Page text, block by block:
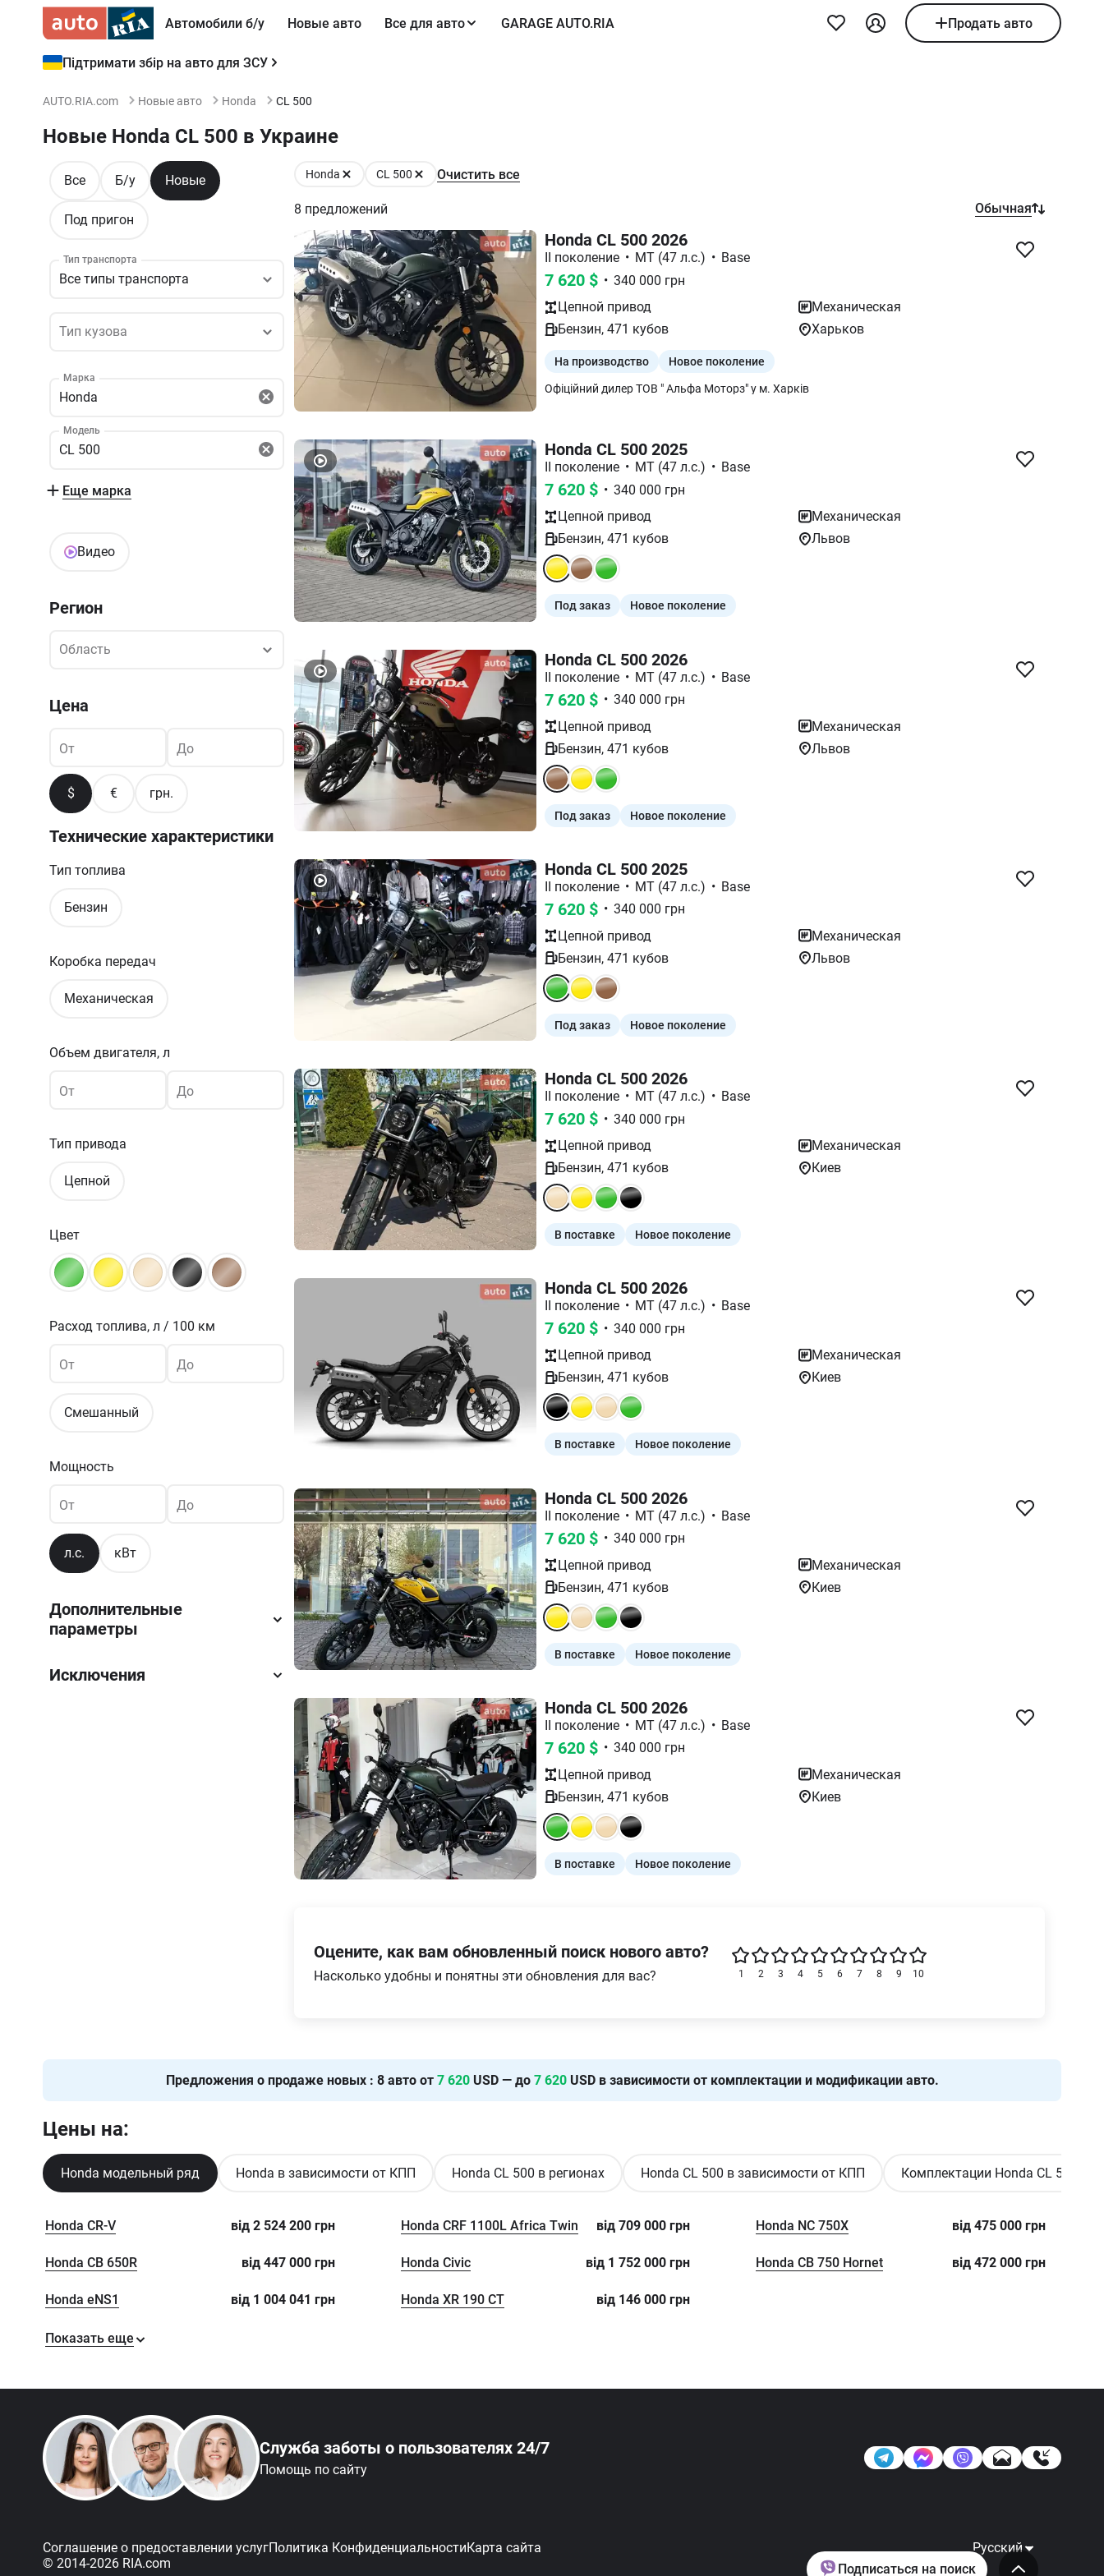
Автомобили б/у Новые авто Все для авто GARAGE AUTO.RIA Продать авто
Підтримати збір на авто для ЗСУ
AUTO.RIA.com Новые авто Honda CL 500
Новые Honda CL 500 в Украине
Все Б/у Новые
Под пригон
Тип транспорта
Все типы транспорта
Тип кузова
Тип кузова
Марка
Honda
Модель
CL 500
Еще марка
Видео
Регион
Область
Область
Цена
От До
$ € грн.
Технические характеристики
Тип топлива
Бензин
Коробка передач
Механическая
Объем двигателя, л
От До
Тип привода
Цепной
Цвет
Расход топлива, л / 100 км
От До
Смешанный
Мощность
От До
л.с. кВт
Дополнительные
параметры
Исключения
Honda CL 500 Очистить все
8 предложений Обычная
Honda CL 500 2026
II поколение • МТ (47 л.с.) • Base
7 620 $ • 340 000 грн
Цепной привод
Механическая
Бензин, 471 кубов Харьков
На производство Новое поколение
Офіційний дилер ТОВ " Альфа Моторз" у м. Харків
Honda CL 500 2025
II поколение • МТ (47 л.с.) • Base
7 620 $ • 340 000 грн
Цепной привод
Механическая
Бензин, 471 кубов Львов
Под заказ Новое поколение
Honda CL 500 2026
II поколение • МТ (47 л.с.) • Base
7 620 $ • 340 000 грн
Цепной привод
Механическая
Бензин, 471 кубов Львов
Под заказ Новое поколение
Honda CL 500 2025
II поколение • МТ (47 л.с.) • Base
7 620 $ • 340 000 грн
Цепной привод
Механическая
Бензин, 471 кубов Львов
Под заказ Новое поколение
Honda CL 500 2026
II поколение • МТ (47 л.с.) • Base
7 620 $ • 340 000 грн
Цепной привод
Механическая
Бензин, 471 кубов Киев
В поставке Новое поколение
Honda CL 500 2026
II поколение • МТ (47 л.с.) • Base
7 620 $ • 340 000 грн
Цепной привод
Механическая
Бензин, 471 кубов Киев
В поставке Новое поколение
Honda CL 500 2026
II поколение • МТ (47 л.с.) • Base
7 620 $ • 340 000 грн
Цепной привод
Механическая
Бензин, 471 кубов Киев
В поставке Новое поколение
Honda CL 500 2026
II поколение • МТ (47 л.с.) • Base
7 620 $ • 340 000 грн
Цепной привод
Механическая
Бензин, 471 кубов Киев
В поставке Новое поколение
Оцените, как вам обновленный поиск нового авто?
Насколько удобны и понятны эти обновления для вас? 10
9
8
7
6
5
4
3
2
1
Предложения о продаже новых : 8авто от 7 620USD — до 7 620USD в зависимости от комплектации и модификации авто.
Цены на:
Honda модельный ряд Honda в зависимости от КПП Honda CL 500 в регионах Honda CL 500 в зависимости от КПП Комплектации Honda CL 500 в
Honda CR-V від 2 524 200грн Honda CRF 1100L Africa Twin від709 000 грн Honda NC 750X від 475 000грн
Honda CB 650R від 447 000грн Honda Civic від 1 752 000 грн Honda CB 750 Hornet від 472 000грн
Honda eNS1 від 1 004 041 грн Honda XR 190 CT від 146 000 грн
Показать еще
Подписаться на поиск
Служба заботы о пользователях 24/7
Помощь по сайту
© 2014-2026 RIA.com
Соглашение о предоставлении услугПолитика КонфиденциальностиКарта сайта Русский